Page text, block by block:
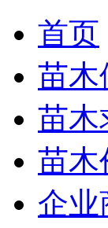
首页
苗木
苗木
苗木
企业